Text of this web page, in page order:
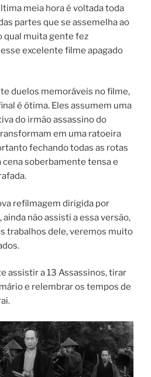
meia hora é voltada toda
partes que se assemelha ao
qual muita gente fez
excelente filme apagado
duelos memoráveis no filme,
é ótima. Eles assumem uma
do irmão assassino do
em uma ratoeira
fechando todas as rotas
cena soberbamente tensa e
refilmagem dirigida por
não assisti a essa versão,
trabalhos dele, veremos muito
assistir a 13 Assassinos, tirar
e relembrar os tempos de